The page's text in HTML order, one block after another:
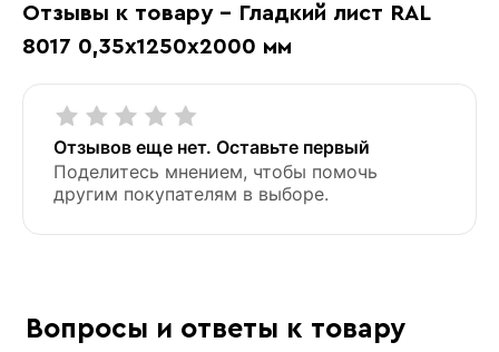
Отзывы к товару - Гладкий лист RAL
8017 0,35х1250х2000 мм
Отзывов еще нет. Оставьте первый
Поделитесь мнением, чтобы помочь
другим покупателям в выборе.
Вопросы и ответы к товару